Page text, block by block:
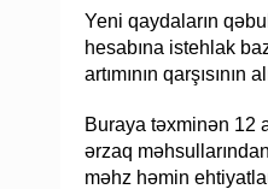
Yeni qaydaların
hesabına istehlak
artımının qarşısının
Buraya təxminən 12
ərzaq
məhz həmin